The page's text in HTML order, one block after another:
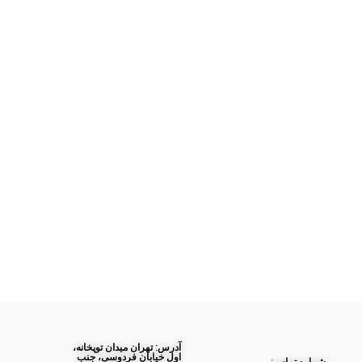
آدرس: تهران میدان توپخانه،
اول خیابان فردوسی، جنب